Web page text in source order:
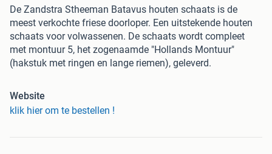
De Zandstra Stheeman Batavus houten schaats is de
meest verkochte friese doorloper. Een uitstekende houten
schaats voor volwassenen. De schaats wordt compleet
met montuur 5, het zogenaamde "Hollands Montuur"
(hakstuk met ringen en lange riemen), geleverd.
Website
klik hier om te bestellen !